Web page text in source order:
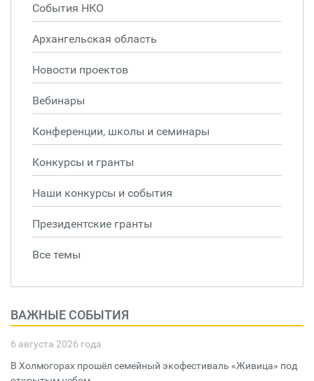
События НКО
Архангельская область
Новости проектов
Вебинары
Конференции, школы и семинары
Конкурсы и гранты
Наши конкурсы и события
Президентские гранты
Все темы
ВАЖНЫЕ СОБЫТИЯ
6 августа 2026 года
В Холмогорах прошёл семейный экофестиваль «Живица» под